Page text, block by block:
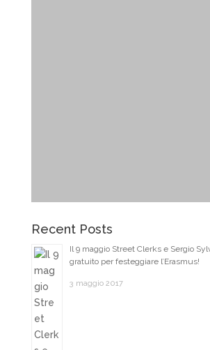
Recent Posts
Il 9 maggio Street Clerks e Sergio
gratuito per festeggiare l’Erasmus!
3 maggio 2017